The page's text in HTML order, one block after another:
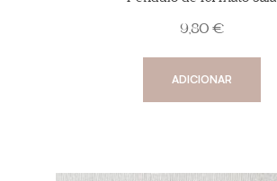
9,80 €
ADICIONAR